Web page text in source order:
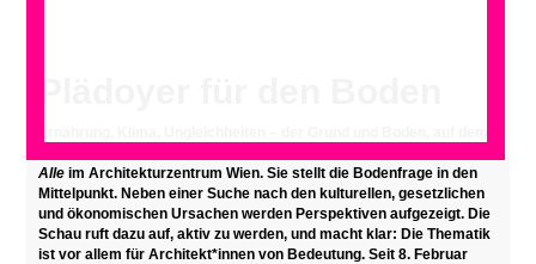
Alle im Architekturzentrum Wien. Sie stellt die Bodenfrage in den
Mittelpunkt. Neben einer Suche nach den kulturellen, gesetzlichen
und ökonomischen Ursachen werden Perspektiven aufgezeigt. Die
Schau ruft dazu auf, aktiv zu werden, und macht klar: Die Thematik
ist vor allem für Architekt*innen von Bedeutung. Seit 8. Februar